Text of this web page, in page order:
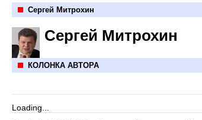
Сергей Митрохин
Сергей Митрохин
КОЛОНКА АВТОРА
Loading...